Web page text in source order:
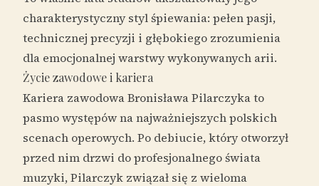
charakterystyczny styl śpiewania: pełen pasji,
technicznej precyzji i głębokiego zrozumienia
dla emocjonalnej warstwy wykonywanych arii.
Życie zawodowe i kariera
Kariera zawodowa Bronisława Pilarczyka to
pasmo występów na najważniejszych polskich
scenach operowych. Po debiucie, który otworzył
przed nim drzwi do profesjonalnego świata
muzyki, Pilarczyk związał się z wieloma